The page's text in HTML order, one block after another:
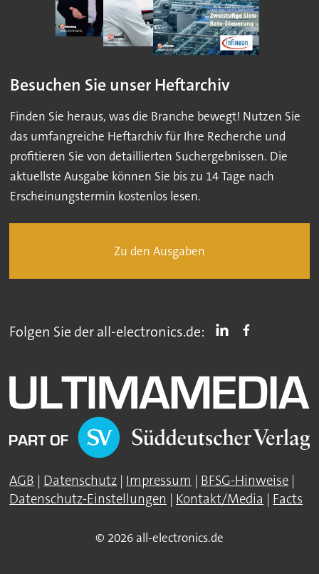
Besuchen Sie unser Heftarchiv
Finden Sie heraus, was die Branche bewegt! Nutzen Sie
das umfangreiche Heftarchiv für Ihre Recherche und
profitieren Sie von detaillierten Suchergebnissen. Die
aktuellste Ausgabe können Sie bis zu 14 Tage nach
Erscheinungstermin kostenlos lesen.
Zu den Ausgaben
Folgen Sie der all-electronics.de:
AGB | Datenschutz | Impressum | BFSG-Hinweise |
Datenschutz-Einstellungen | Kontakt/Media | Facts
© 2026 all-electronics.de